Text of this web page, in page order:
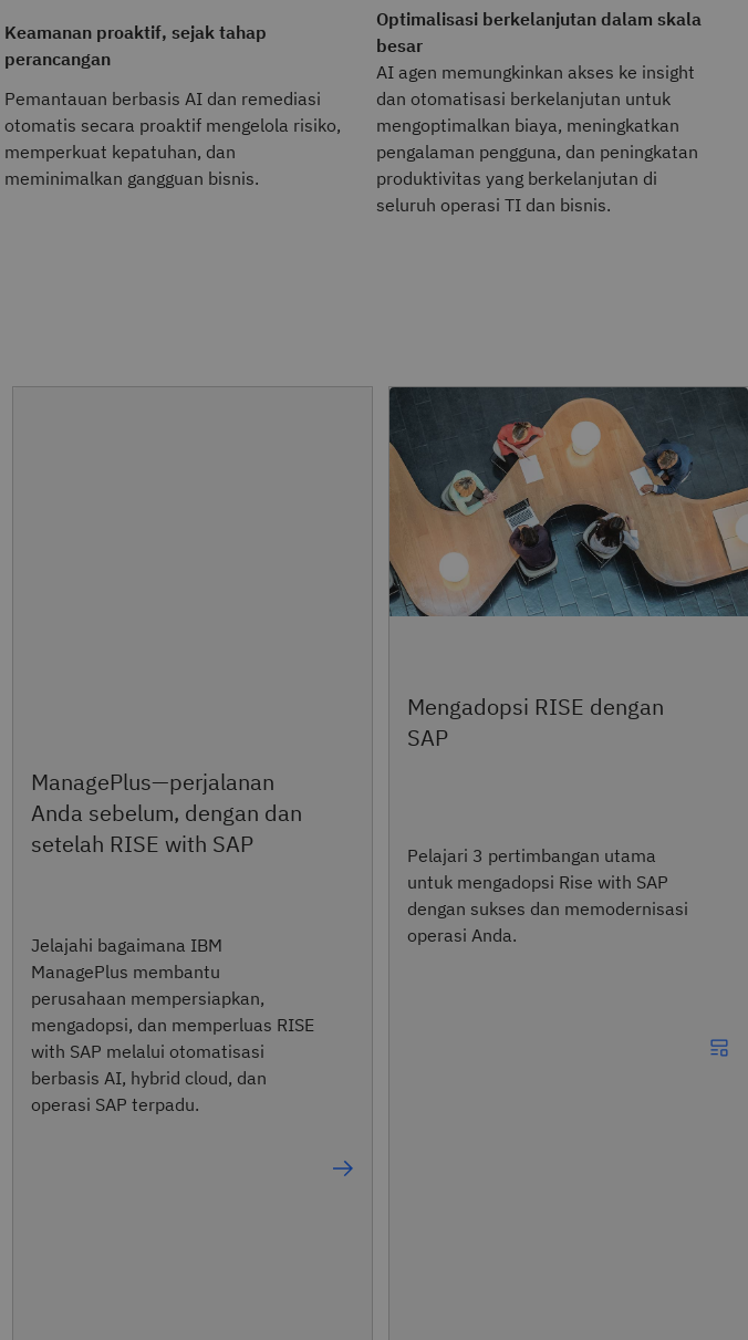
Keamanan proaktif, sejak tahap
perancangan
Pemantauan berbasis AI dan remediasi
otomatis secara proaktif mengelola risiko,
memperkuat kepatuhan, dan
meminimalkan gangguan bisnis.
Optimalisasi berkelanjutan dalam skala
besar
AI agen memungkinkan akses ke insight
dan otomatisasi berkelanjutan untuk
mengoptimalkan biaya, meningkatkan
pengalaman pengguna, dan peningkatan
produktivitas yang berkelanjutan di
seluruh operasi TI dan bisnis.
ManagePlus—perjalanan
Anda sebelum, dengan dan
setelah RISE with SAP
Jelajahi bagaimana IBM
ManagePlus membantu
perusahaan mempersiapkan,
mengadopsi, dan memperluas RISE
with SAP melalui otomatisasi
berbasis AI, hybrid cloud, dan
operasi SAP terpadu.
Mengadopsi RISE dengan
SAP
Pelajari 3 pertimbangan utama
untuk mengadopsi Rise with SAP
dengan sukses dan memodernisasi
operasi Anda.